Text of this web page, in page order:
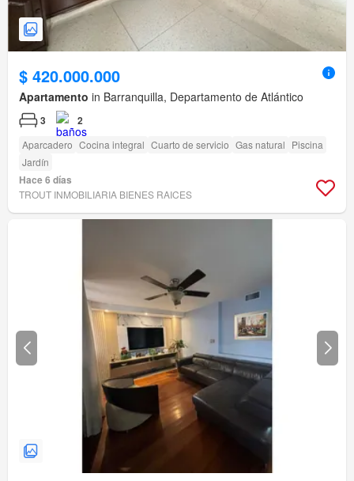
$ 420.000.000
Apartamento in Barranquilla, Departamento de Atlántico
3 2
Aparcadero Cocina integral Cuarto de servicio Gas natural Piscina
Jardín
Hace 6 días
TROUT INMOBILIARIA BIENES RAICES